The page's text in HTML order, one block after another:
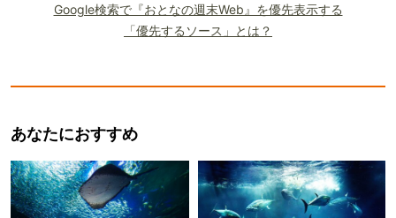
Google検索で『おとなの週末Web』を優先表示する
「優先するソース」とは？
あなたにおすすめ